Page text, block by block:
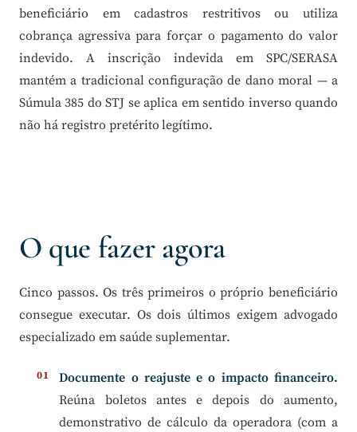
beneficiário em cadastros restritivos ou utiliza
cobrança agressiva para forçar o pagamento do valor
indevido. A inscrição indevida em SPC/SERASA
mantém a tradicional configuração de dano moral — a
Súmula 385 do STJ se aplica em sentido inverso quando
não há registro pretérito legítimo.
O que fazer agora
Cinco passos. Os três primeiros o próprio beneficiário
consegue executar. Os dois últimos exigem advogado
especializado em saúde suplementar.
Documente o reajuste e o impacto financeiro.
Reúna boletos antes e depois do aumento,
demonstrativo de cálculo da operadora (com a